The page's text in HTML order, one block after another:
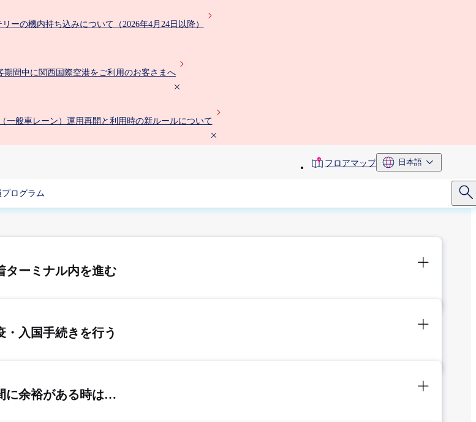
ーの機内持ち込みについて（2026年4月24日以降）
期間中に関西国際空港をご利用のお客さまへ
一般車レーン）運用再開と利用時の新ルールについて
toolbarフロアマップ 日本語
ログラム
ターミナル内を進む
・入国手続きを行う
に余裕がある時は…